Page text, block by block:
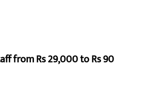
from Rs 29,000 to Rs 90